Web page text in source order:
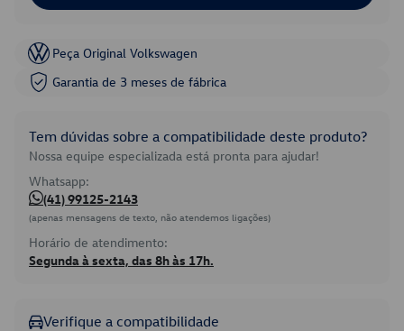
Peça Original Volkswagen
Garantia de 3 meses de fábrica
Tem dúvidas sobre a compatibilidade deste produto?
Nossa equipe especializada está pronta para ajudar!
Whatsapp:
(41) 99125-2143
(apenas mensagens de texto, não atendemos ligações)
Horário de atendimento:
Segunda à sexta, das 8h às 17h.
Verifique a compatibilidade